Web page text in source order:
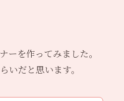
ーを作ってみました。
いだと思います。